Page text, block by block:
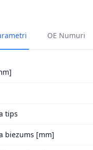
OE Numuri
tips
biezums [mm]